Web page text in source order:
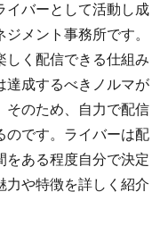
イバーとして活動し成
メント事務所です。
しく配信できる仕組み
達成するべきノルマが
そのため、自力で配信
のです。ライバーは配
をある程度自分で決定
力や特徴を詳しく紹介